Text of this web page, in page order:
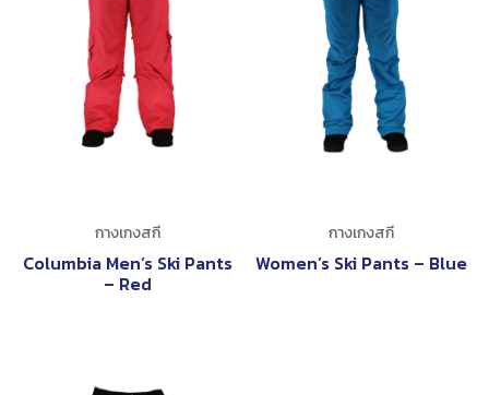
กางเกงสกี
Columbia Men’s Ski Pants
– Red
กางเกงสกี
Women’s Ski Pants – Blue